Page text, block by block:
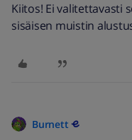
Kiitos! Ei valitettavasti
sisäisen muistin
Burnett